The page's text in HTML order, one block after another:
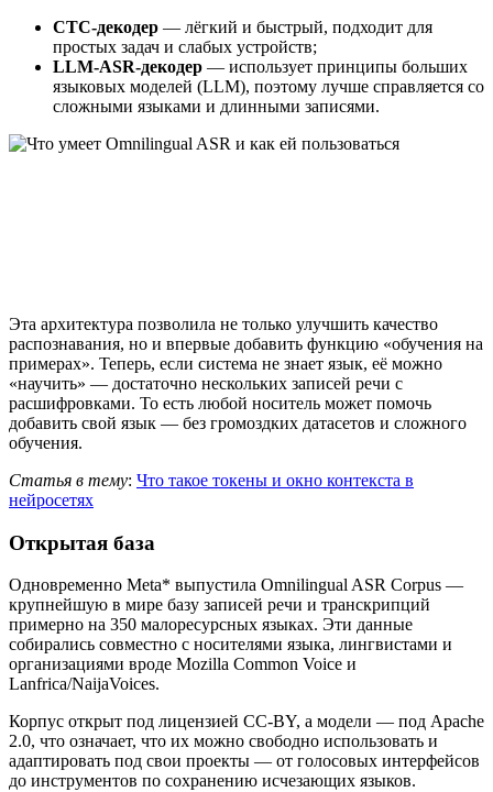
CTC-декодер — лёгкий и быстрый, подходит для
простых задач и слабых устройств;
LLM-ASR-декодер — использует принципы больших
языковых моделей (LLM), поэтому лучше справляется со
сложными языками и длинными записями.
Эта архитектура позволила не только улучшить качество
распознавания, но и впервые добавить функцию «обучения на
примерах». Теперь, если система не знает язык, её можно
«научить» — достаточно нескольких записей речи с
расшифровками. То есть любой носитель может помочь
добавить свой язык — без громоздких датасетов и сложного
обучения.
Статья в тему: Что такое токены и окно контекста в
нейросетях
Открытая база
Одновременно Meta* выпустила Omnilingual ASR Corpus —
крупнейшую в мире базу записей речи и транскрипций
примерно на 350 малоресурсных языках. Эти данные
собирались совместно с носителями языка, лингвистами и
организациями вроде Mozilla Common Voice и
Lanfrica/NaijaVoices.
Корпус открыт под лицензией CC-BY, а модели — под Apache
2.0, что означает, что их можно свободно использовать и
адаптировать под свои проекты — от голосовых интерфейсов
до инструментов по сохранению исчезающих языков.